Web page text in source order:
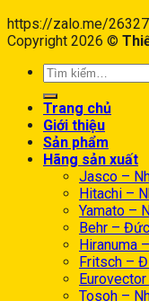
https://zalo.me/
Copyright 2026 ©
Trang chủ
Giới thiệu
Sản phẩm
Hãng sản xuất
Jasco –
Hitachi –
Yamato –
Behr – Đức
Hiranuma
Fritsch –
Tosoh –